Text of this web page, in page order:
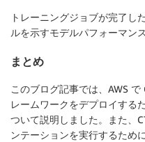
トレーニングジョブが完了し
ルを示すモデルパフォーマン
まとめ
このブログ記事では、AWS
レームワークをデプロイする
ついて説明しました。また、
ンテーションを実行するため